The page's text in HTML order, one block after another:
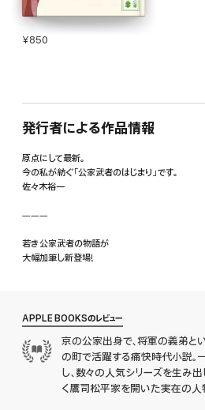
¥850
発行者による作品情報
原点にして最新。
今の私が紡ぐ「公家武者のはじまり」です。
佐々木裕一
―――
若き公家武者の物語が
大幅加筆し新登場!
十五歳の公家・信平は仏門に入ることを嫌い、
将軍・家光の正室である姉の孝子を頼って江戸に
五十石の貧乏旗本暮らしを始めた信平は、
清き心と秘剣の腕で、江戸を大きく揺り動かして
APPLE BOOKSのレビュー
京の公家出身で、将軍の義弟と
の町で活躍する痛快時代小説。
し、数々の人気シリーズを生み
く鷹司松平家を開いた実在の人